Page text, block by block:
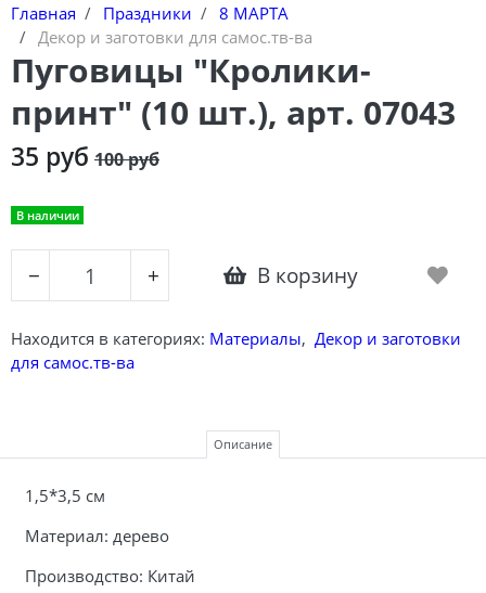
Главная Праздники
8 МАРТА
Декор и заготовки для самос.тв-ва
Пуговицы "Кролики-
принт" (10 шт.), арт. 07043
35 руб 100 руб
В наличии
− + В корзину
Находится в категориях: Материалы, Декор и заготовки
для самос.тв-ва
Описание
1,5*3,5 см
Материал: дерево
Производство: Китай